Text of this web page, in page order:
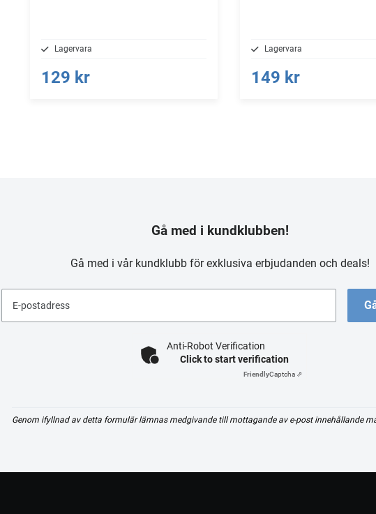
Lagervara
129 kr
Lagervara
149 kr
Gå med i kundklubben!
Gå med i vår kundklubb för exklusiva erbjudanden och deals!
E-postadress
Anti-Robot Verification
Click to start verification
FriendlyCaptcha ⇗
Genom ifyllnad av detta formulär lämnas medgivande till mottagande av e-post innehållande